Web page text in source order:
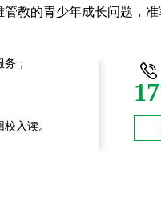
；
入读。
教的青少年成长问题，